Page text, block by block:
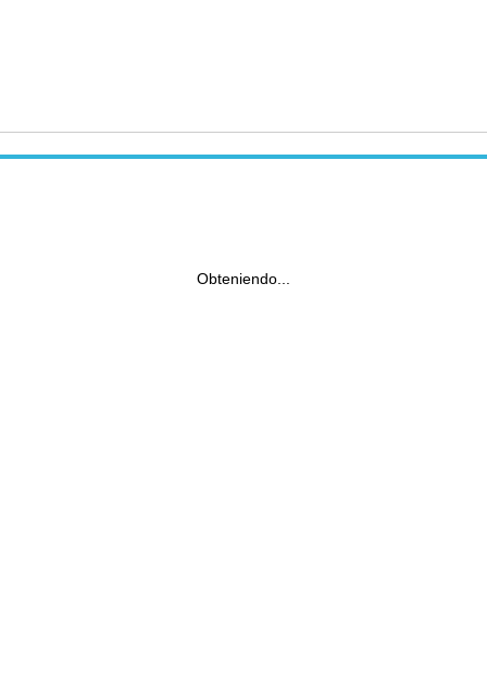
Obteniendo...